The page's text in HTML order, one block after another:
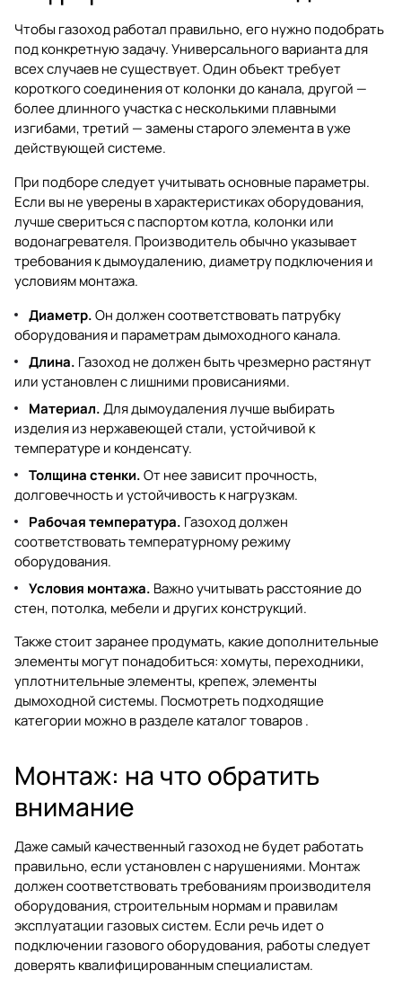
Чтобы газоход работал правильно, его нужно подобрать
под конкретную задачу. Универсального варианта для
всех случаев не существует. Один объект требует
короткого соединения от колонки до канала, другой —
более длинного участка с несколькими плавными
изгибами, третий — замены старого элемента в уже
действующей системе.
При подборе следует учитывать основные параметры.
Если вы не уверены в характеристиках оборудования,
лучше свериться с паспортом котла, колонки или
водонагревателя. Производитель обычно указывает
требования к дымоудалению, диаметру подключения и
условиям монтажа.
Диаметр.Он должен соответствовать патрубку
оборудования и параметрам дымоходного канала.
Длина. Газоход не должен быть чрезмерно растянут
или установлен с лишними провисаниями.
Материал.Для дымоудаления лучше выбирать
изделия из нержавеющей стали, устойчивой к
температуре и конденсату.
Толщина стенки.От нее зависит прочность,
долговечность и устойчивость к нагрузкам.
Рабочая температура. Газоход должен
соответствовать температурному режиму
оборудования.
Условия монтажа. Важно учитывать расстояние до
стен, потолка, мебели и других конструкций.
Также стоит заранее продумать, какие дополнительные
элементы могут понадобиться: хомуты, переходники,
уплотнительные элементы, крепеж, элементы
дымоходной системы. Посмотреть подходящие
категории можно в разделекаталог товаров.
Монтаж: на что обратить
внимание
Даже самый качественный газоход не будет работать
правильно, если установлен с нарушениями. Монтаж
должен соответствовать требованиям производителя
оборудования, строительным нормам и правилам
эксплуатации газовых систем. Если речь идет о
подключении газового оборудования, работы следует
доверять квалифицированным специалистам.